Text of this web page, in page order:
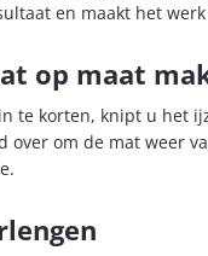
en maakt het
op maat
te korten, knipt u het
over om de mat weer